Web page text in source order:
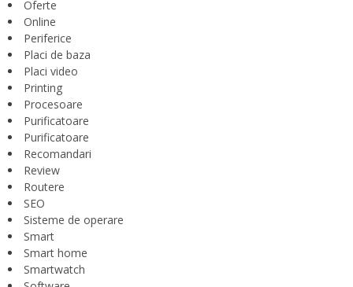
Oferte
Online
Periferice
Placi de baza
Placi video
Printing
Procesoare
Purificatoare
Purificatoare
Recomandari
Review
Routere
SEO
Sisteme de operare
Smart
Smart home
Smartwatch